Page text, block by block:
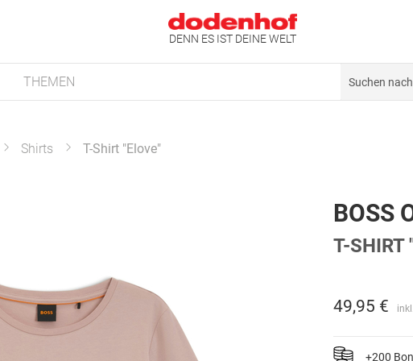
DENN ES IST DEINE WELT
THEMEN
Shirts T-Shirt "Elove"
BOSS
T-SHIRT
49,95 €
+200